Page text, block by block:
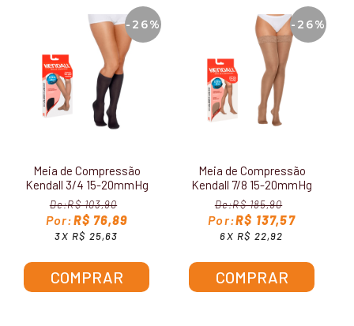
-26%
Meia de Compressão
Kendall 3/4 15-20mmHg
Feminina 1671
R$ 103,90
R$ 76,89
3X R$ 25,63
COMPRAR
-26%
Meia de Compressão
Kendall 7/8 15-20mmHg
Feminina 1612
R$ 185,90
R$ 137,57
6X R$ 22,92
COMPRAR